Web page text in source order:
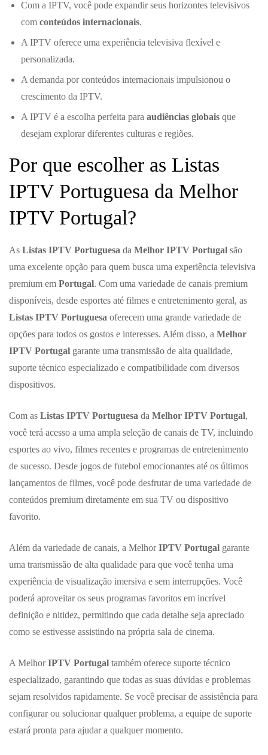
Com a IPTV, você pode expandir seus horizontes televisivos
com conteúdos internacionais.
A IPTV oferece uma experiência televisiva flexível e
personalizada.
A demanda por conteúdos internacionais impulsionou o
crescimento da IPTV.
A IPTV é a escolha perfeita para audiências globais que
desejam explorar diferentes culturas e regiões.
Por que escolher as Listas
IPTV Portuguesa da Melhor
IPTV Portugal?
As Listas IPTV Portuguesa da Melhor IPTV Portugal são
uma excelente opção para quem busca uma experiência televisiva
premium em Portugal. Com uma variedade de canais premium
disponíveis, desde esportes até filmes e entretenimento geral, as
Listas IPTV Portuguesa oferecem uma grande variedade de
opções para todos os gostos e interesses. Além disso, a Melhor
IPTV Portugal garante uma transmissão de alta qualidade,
suporte técnico especializado e compatibilidade com diversos
dispositivos.
Com as Listas IPTV Portuguesa da Melhor IPTV Portugal,
você terá acesso a uma ampla seleção de canais de TV, incluindo
esportes ao vivo, filmes recentes e programas de entretenimento
de sucesso. Desde jogos de futebol emocionantes até os últimos
lançamentos de filmes, você pode desfrutar de uma variedade de
conteúdos premium diretamente em sua TV ou dispositivo
favorito.
Além da variedade de canais, a MelhorIPTV Portugal garante
uma transmissão de alta qualidade para que você tenha uma
experiência de visualização imersiva e sem interrupções. Você
poderá aproveitar os seus programas favoritos em incrível
definição e nitidez, permitindo que cada detalhe seja apreciado
como se estivesse assistindo na própria sala de cinema.
A MelhorIPTV Portugal também oferece suporte técnico
especializado, garantindo que todas as suas dúvidas e problemas
sejam resolvidos rapidamente. Se você precisar de assistência para
configurar ou solucionar qualquer problema, a equipe de suporte
estará pronta para ajudar a qualquer momento.